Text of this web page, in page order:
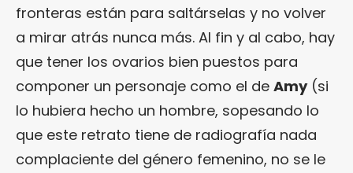
fronteras están para saltárselas y no volver
a mirar atrás nunca más. Al fin y al cabo, hay
que tener los ovarios bien puestos para
componer un personaje como el de Amy(si
lo hubiera hecho un hombre, sopesando lo
que este retrato tiene de radiografía nada
complaciente del género femenino, no se le